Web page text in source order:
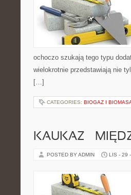
ochoczo szukają tego typu
wielokrotnie przedstawiają nie
[…]
CATEGORIES: BIOGAZ I
KAUKAZ –
POSTED BY ADMIN LIS - 29